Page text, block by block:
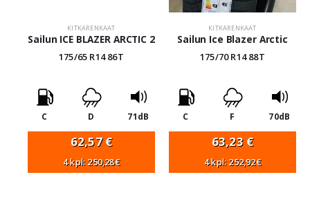
KITKARENKAAT
Sailun ICE BLAZER ARCTIC 2
175/65 R14 86T
C D 71dB
62,57€
4 kpl: 250,28€
KITKARENKAAT
Sailun Ice Blazer Arctic
175/70 R14 88T
C F 70dB
63,23 €
4 kpl: 252,92€